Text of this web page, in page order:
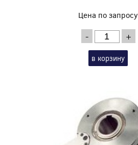
Цена по запросу
- +
в корзину